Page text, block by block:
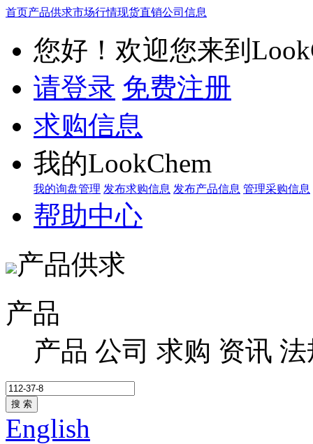
首页产品供求市场行情现货直销公司信息
您好！欢迎您来到
请登录 免费注册
求购信息
我的LookChem
我的询盘管理 发布求购信息 发布产品信息 管理采购信息
帮助中心
产品供求
产品
产品 公司 求购 资讯 法
搜 索
English